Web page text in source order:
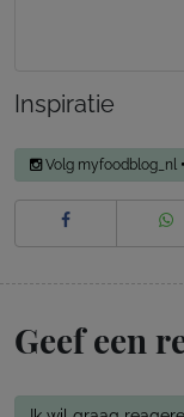
Inspiratie
Volg myfoodblog_nl
Geef een